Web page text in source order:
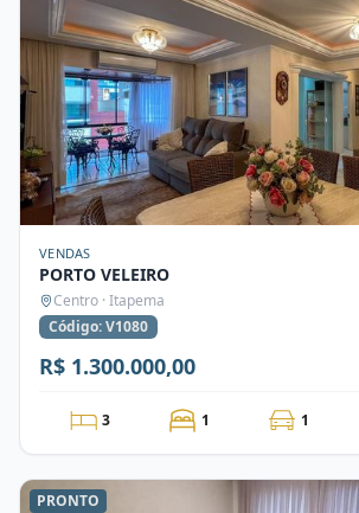
VENDAS
PORTO VELEIRO
Centro · Itapema
Código: V1080
R$ 1.300.000,00
3 1 1
PRONTO